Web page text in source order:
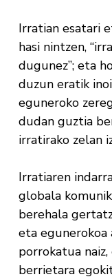
Irratian esatari
hasi nintzen,
dugunez”; eta
duzun eratik
eguneroko
dudan guztia
irratirako zelan
Irratiaren
globala
berehala
eta egunerokoa
porrokatua
berrietara